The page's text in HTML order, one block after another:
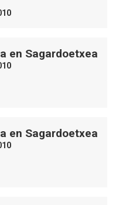
en Sagardoetxea
en Sagardoetxea